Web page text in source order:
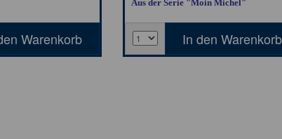
Aus der Serie "Moin Michel"